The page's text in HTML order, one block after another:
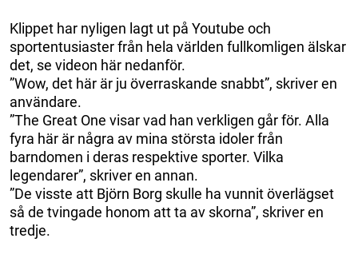
Klippet har nyligen lagt ut på Youtube och
sportentusiaster från hela världen fullkomligen älskar
det, se videon här nedanför.
”Wow, det här är ju överraskande snabbt”, skriver en
användare.
”The Great One visar vad han verkligen går för. Alla
fyra här är några av mina största idoler från
barndomen i deras respektive sporter. Vilka
legendarer”, skriver en annan.
”De visste att Björn Borg skulle ha vunnit överlägset
så de tvingade honom att ta av skorna”, skriver en
tredje.